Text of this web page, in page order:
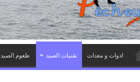
ادوات و معدات تقنيات الصيد طعوم الصيد